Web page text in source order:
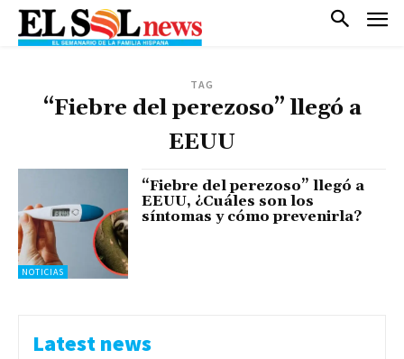
TAG
“Fiebre del perezoso” llegó a
EEUU
NOTICIAS
“Fiebre del perezoso” llegó a
EEUU, ¿Cuáles son los
síntomas y cómo prevenirla?
Latest news